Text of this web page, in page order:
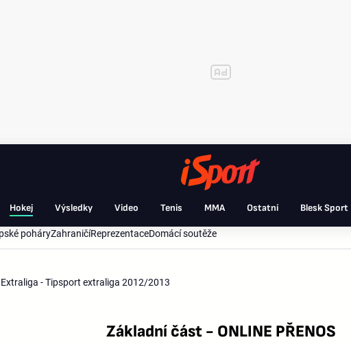
Hokej Výsledky Video Tenis MMA Ostatní Blesk Sport
poháryZahraničíReprezentaceDomácí soutěže
- Tipsport extraliga 2012/2013
Základní část - ONLINE PŘENOS